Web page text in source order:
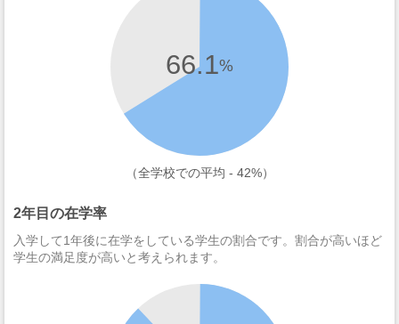
66.1%
（全学校での平均 - 42%）
2年目の在学率
入学して1年後に在学をしている学生の割合です。割合が高いほど
学生の満足度が高いと考えられます。